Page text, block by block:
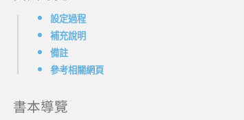
設定過程
補充說明
備註
參考相關網頁
書本導覽